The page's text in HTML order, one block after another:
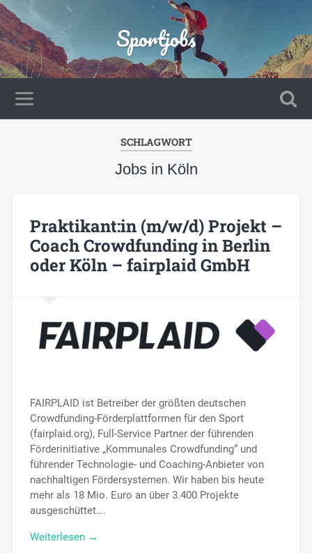
Sportjobs
SCHLAGWORT
Jobs in Köln
Praktikant:in (m/w/d) Projekt –
Coach Crowdfunding in Berlin
oder Köln – fairplaid GmbH
FAIRPLAID ist Betreiber der größten deutschen
Crowdfunding-Förderplattformen für den Sport
(fairplaid.org), Full-Service Partner der führenden
Förderinitiative „Kommunales Crowdfunding“ und
führender Technologie- und Coaching-Anbieter von
nachhaltigen Fördersystemen. Wir haben bis heute
mehr als 18 Mio. Euro an über 3.400 Projekte
ausgeschüttet….
Weiterlesen →